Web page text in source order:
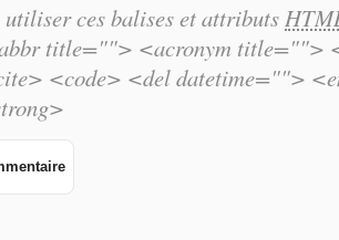
utiliser ces balises et attributs
title=""> <acronym title="">
<code> <del datetime="">